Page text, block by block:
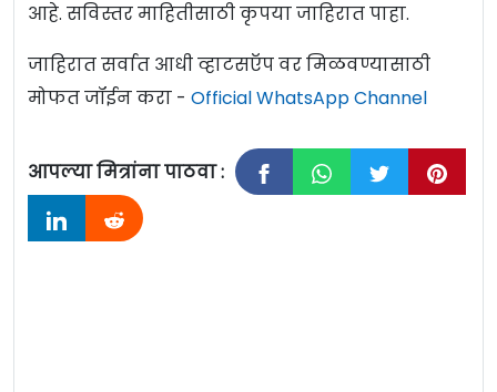
आहे. सविस्तर माहितीसाठी कृपया जाहिरात पाहा.
जाहिरात सर्वात आधी व्हाटसऍप वर मिळवण्यासाठी
मोफत जॉईन करा - Official WhatsApp Channel
आपल्या मित्रांना पाठवा :